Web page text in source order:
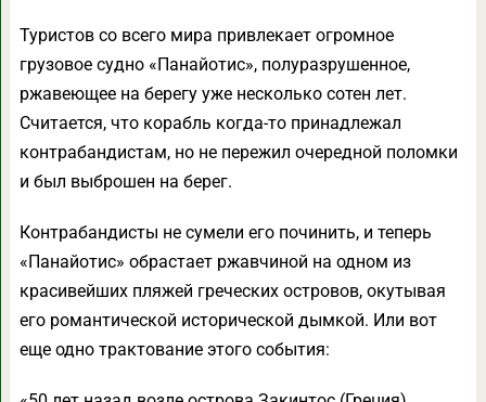
Туристов со всего мира привлекает огромное
грузовое судно «Панайотис», полуразрушенное,
ржавеющее на берегу уже несколько сотен лет.
Считается, что корабль когда-то принадлежал
контрабандистам, но не пережил очередной поломки
и был выброшен на берег.
Контрабандисты не сумели его починить, и теперь
«Панайотис» обрастает ржавчиной на одном из
красивейших пляжей греческих островов, окутывая
его романтической исторической дымкой. Или вот
еще одно трактование этого события: